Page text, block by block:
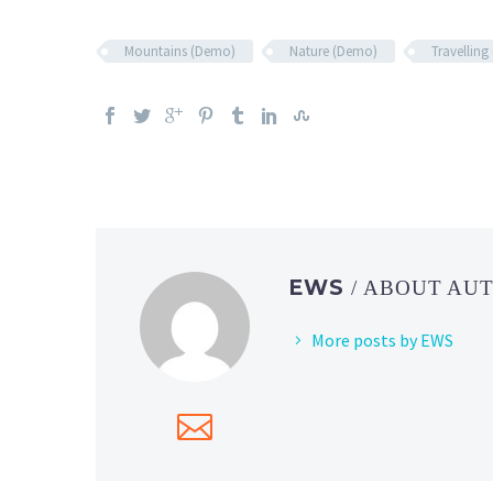
Mountains (Demo) Nature (Demo) Travelling
EWS / ABOUT
More posts by EWS